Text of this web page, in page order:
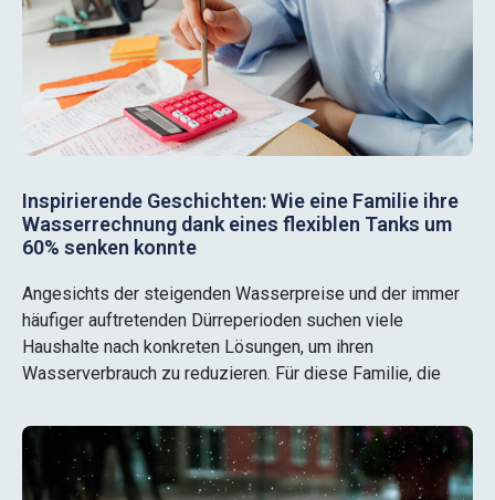
Inspirierende Geschichten: Wie eine Familie ihre
Wasserrechnung dank eines flexiblen Tanks um
60% senken konnte
Angesichts der steigenden Wasserpreise und der immer
häufiger auftretenden Dürreperioden suchen viele
Haushalte nach konkreten Lösungen, um ihren
Wasserverbrauch zu reduzieren. Für diese Familie, die